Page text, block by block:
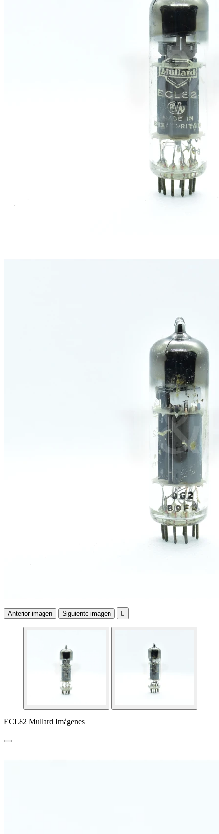
Anterior imagen Siguiente imagen 
ECL82 Mullard Imágenes